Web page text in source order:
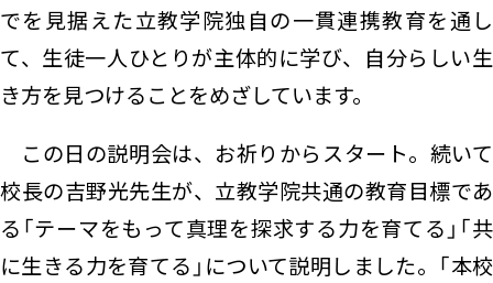
でを見据えた立教学院独自の一貫連携教育を通し
て、生徒一人ひとりが主体的に学び、自分らしい生
き方を見つけることをめざしています。
この日の説明会は、お祈りからスタート。続いて
校長の吉野光先生が、立教学院共通の教育目標であ
る「テーマをもって真理を探求する力を育てる」「共
に生きる力を育てる」について説明しました。「本校